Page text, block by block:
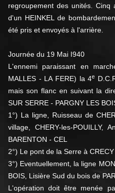
regroupement des unités. Cinq
d'un HEINKEL de
été pris et envoyés à l'arrière.
Journée du 19 Mai I940
L'ennemi paraissant en
MALLES - LA FERE) la 4e
mais son flanc en suivant la
SUR SERRE - PARGNY LES
1°) La ligne, Ruisseau de
village, CHERY-les-
BARENTON - CEL
2°) Le pont de la Serre à
3°) Eventuellement, la ligne
BOIS, Lisière Sud du bois de
L'opération doit être menée